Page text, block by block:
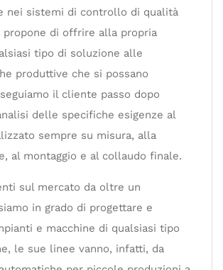
nei sistemi di controllo di qualità
propone di offrire alla propria
tipo di soluzione alle
produttive che si possano
il cliente passo dopo
delle specifiche esigenze al
sempre su misura, alla
al montaggio e al collaudo finale.
sul mercato da oltre un
in grado di progettare e
e macchine di qualsiasi tipo
le sue linee vanno, infatti, da